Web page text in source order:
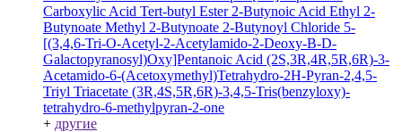
Carboxylic Acid Tert-butyl Ester 2-Butynoic Acid Ethyl 2-
Butynoate Methyl 2-Butynoate 2-Butynoyl Chloride 5-
[(3,4,6-Tri-O-Acetyl-2-Acetylamido-2-Deoxy-B-D-
Galactopyranosyl)Oxy]Pentanoic Acid (2S,3R,4R,5R,6R)-3-
Acetamido-6-(Acetoxymethyl)Tetrahydro-2H-Pyran-2,4,5-
Triyl Triacetate (3R,4S,5R,6R)-3,4,5-Tris(benzyloxy)-
tetrahydro-6-methylpyran-2-one
+ другие